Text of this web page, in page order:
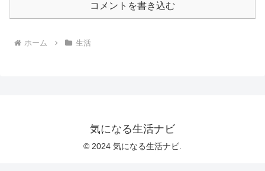
コメントを書き込む
ホーム 生活
気になる生活ナビ
© 2024 気になる生活ナビ.